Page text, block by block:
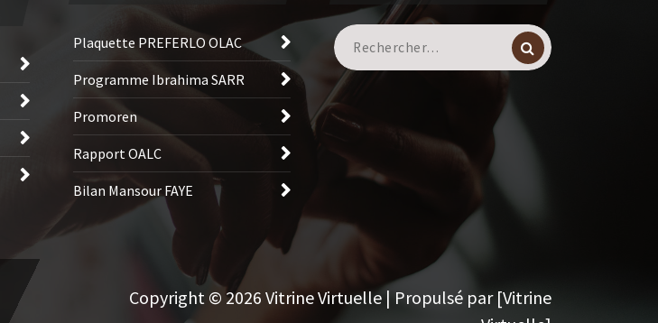
Plaquette PREFERLO OLAC
Programme Ibrahima SARR
Promoren
Rapport OALC
Bilan Mansour FAYE
Recherche
pour :
Copyright © 2026 Vitrine Virtuelle | Propulsé par [Vitrine